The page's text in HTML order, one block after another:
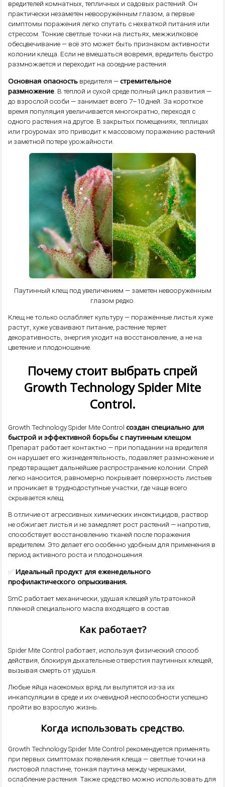
вредителей комнатных, тепличных и садовых растений. Он
практически незаметен невооружённым глазом, а первые
симптомы поражения легко спутать с нехваткой питания или
стрессом. Тонкие светлые точки на листьях, межжилковое
обесцвечивание — всё это может быть признаком активности
колонии клеща. Если не вмешаться вовремя, вредитель быстро
размножается и переходит на соседние растения.
Основная опасность вредителя —стремительное
размножение . В тёплой и сухой среде полный цикл развития —
до взрослой особи — занимает всего 7–10 дней. За короткое
время популяция увеличивается многократно, переходя с
одного растения на другое. В закрытых помещениях, теплицах
или гроуромах это приводит к массовому поражению растений
и заметной потере урожайности.
Паутинный клещ под увеличением — заметен невооружённым
глазом редко.
Клещ не только ослабляет культуру — поражённые листья хуже
растут, хуже усваивают питание, растение теряет
декоративность, энергия уходит на восстановление, а не на
цветение и плодоношение.
Почему стоит выбрать спрей
Growth Technology Spider Mite
Control.
Growth Technology Spider Mite Controlсоздан специально для
быстрой и эффективной борьбы с паутинным клещом
Препарат работает контактно — при попадании на вредителя
он нарушает его жизнедеятельность, подавляет размножение и
предотвращает дальнейшее распространение колонии. Спрей
легко наносится, равномерно покрывает поверхность листьев
и проникает в труднодоступные участки, где чаще всего
скрывается клещ.
В отличие от агрессивных химических инсектицидов, раствор
не обжигает листья и не замедляет рост растений — напротив,
способствует восстановлению тканей после поражения
вредителем. Это делает его особенно удобным для применения в
период активного роста и плодоношения.
✅Идеальный продукт для еженедельного
профилактического опрыскивания.
SmC работает механически, удушая клещей ультратонкой
пленкой специального масла входящего в состав.
Как работает?
Spider Mite Control работает, используя физический способ
действия, блокируя дыхательные отверстия паутинных клещей,
вызывая смерть от удушья.
Любые яйца насекомых вряд ли вылупятся из-за их
инкапсуляции в среде и их очевидной неспособности успешно
пройти во взрослую жизнь.
Когда использовать средство.
Growth Technology Spider Mite Control рекомендуется применять
при первых симптомах появления клеща — светлые точки на
листовой пластине, тонкая паутина между черешками,
ослабление растения. Также средство можно использовать для